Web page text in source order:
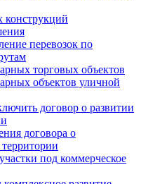
конструкций
перевозок по
торговых объектов
объектов уличной
договор о развитии
договора о
под коммерческое